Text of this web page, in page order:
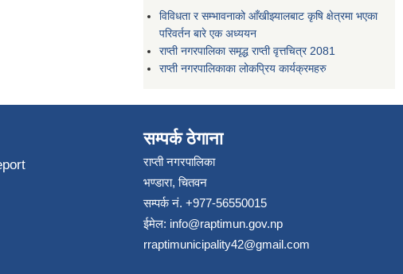
विविधता र सम्भावनाको आँखीझ्यालबाट कृषि क्षेत्रमा भएका
परिवर्तन बारे एक अध्ययन
राप्ती नगरपालिका समृद्ध राप्ती वृत्तचित्र 2081
राप्ती नगरपालिकाका लोकप्रिय कार्यक्रमहरु
सम्पर्क ठेगाना
राप्ती नगरपालिका
भण्डारा, चितवन
सम्पर्क नं. +977-56550015
ईमेल: info@raptimun.gov.np
rraptimunicipality42@gmail.com